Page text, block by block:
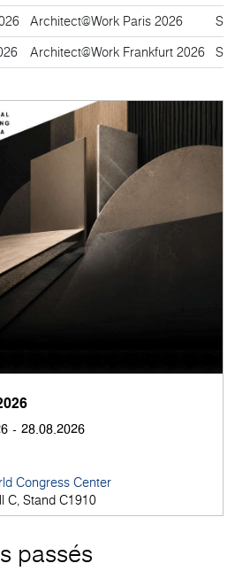
Architect@Work Paris 2026
Architect@Work Frankfurt 2026
- 28.08.2026
Congress Center
C, Stand C1910
passés